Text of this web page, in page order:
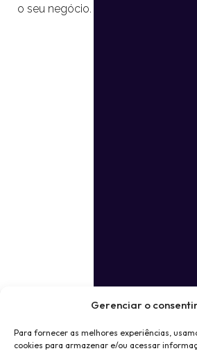
Gerenciar o
Para fornecer as melhores experiências,
cookies para armazenar e/ou acessar
o seu negócio.